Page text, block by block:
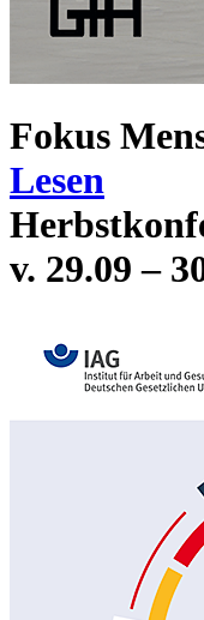
Fokus
Lesen
v. 29.09 –